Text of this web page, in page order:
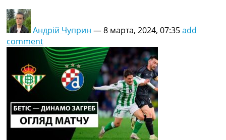
Андрій Чуприн —8 марта, 2024, 07:35add
comment